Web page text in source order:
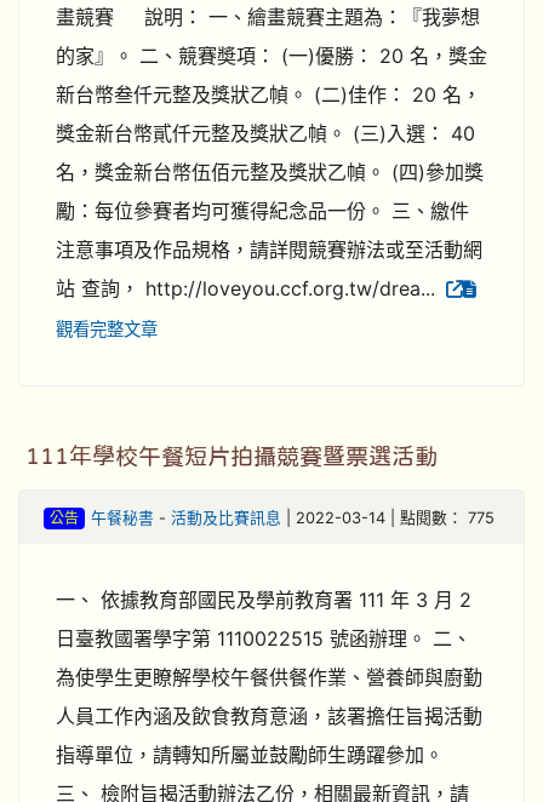
畫競賽 說明： 一、繪畫競賽主題為：『我夢想
的家』。 二、競賽奬項： (一)優勝： 20 名，獎金
新台幣叁仟元整及獎狀乙幀。 (二)佳作： 20 名，
獎金新台幣貳仟元整及獎狀乙幀。 (三)入選： 40
名，獎金新台幣伍佰元整及獎狀乙幀。 (四)參加獎
勵：每位參賽者均可獲得紀念品一份。 三、繳件
注意事項及作品規格，請詳閱競賽辦法或至活動網
站 查詢， http://loveyou.ccf.org.tw/drea...
觀看完整文章
111年學校午餐短片拍攝競賽暨票選活動
公告 午餐秘書 - 活動及比賽訊息 | 2022-03-14 | 點閱數： 775
一、 依據教育部國民及學前教育署 111 年 3 月 2
日臺教國署學字第 1110022515 號函辦理。 二、
為使學生更瞭解學校午餐供餐作業、營養師與廚勤
人員工作內涵及飲食教育意涵，該署擔任旨揭活動
指導單位，請轉知所屬並鼓勵師生踴躍參加。
三、 檢附旨揭活動辦法乙份，相關最新資訊，請